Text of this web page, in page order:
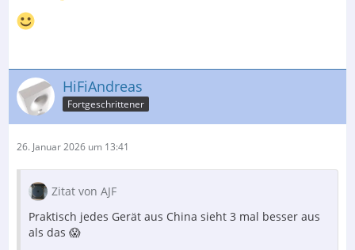
HiFiAndreas
Fortgeschrittener
26. Januar 2026 um 13:41
Zitat von AJF
Praktisch jedes Gerät aus China sieht 3 mal besser aus
als das 😱